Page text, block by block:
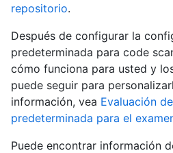
repositorio.
Después de configurar la
predeterminada para code
cómo funciona para usted y
puede seguir para
información, vea Evaluación
predeterminada para el
Puede encontrar información